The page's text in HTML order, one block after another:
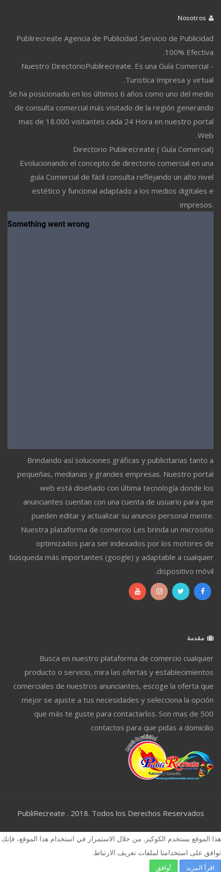
Publirecreate Agencia de Publicidad .Servicio de Publicidad
100% Efectiva.
Nuestro DirectorioPublirecreate. Es una Guía Comercial -
Turistica Impresa y virtual.
Se ha posicionado en los últimos 6 años como uno del medio
de consulta comercial más visitado de la región generando
mas de 18.000 visitantes cada 24 Hora en nuestro portal
Web.
Directorio Publirecreate ( Guía Comercial)
Evolucionando el concepto de directorio comercial en una
guía Comercial de fácil consulta reflejando un alto nivel
estético y funcional adaptado a los medios digitales e
impresos.
Brindando así soluciones gráficas y publicitarias tanto a
pequeñas, medianas y grandes empresas. Nuestro portal
web está diseñado con última tecnología donde los
anunciantes cuentan con una cuenta de usuario para que
pueden editar y actualizar su anuncio personal mente.
Nuestra plataforma de comercio Les brinda un micrositio
optimizados para ser indexados por los motores de
búsqueda más importantes (google) y adaptable a cualquier
dispositivo móvil.
مقدمة
Busca en nuestro plataforma de comercio cualquier
producto o servicio, mira las ofertas y establecimientos
comerciales de nuestros anunciantes, escoge la oferta que
mejor se ajuste a tus necesidades y selecciona la opción
que más te guste para contactarlos. Son mas de 500
contactos para que pidas a domicilio
PubliRecreate . 2018. Todos los Derechos Reservados
هذا الموقع يستخدم الكوكيز. من خلال الاستمرار في استخدام هذا الموقع، فإنك
توافق على استخدامنا لملفات تعريف الارتباط.
اقرأ المزيد أوافق